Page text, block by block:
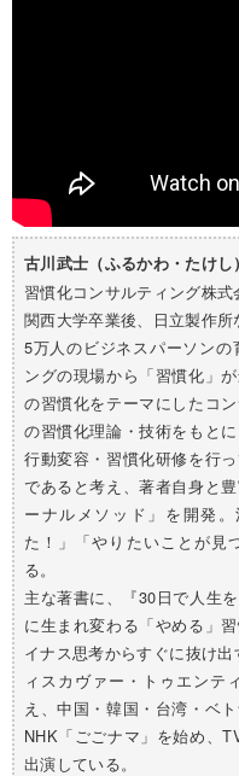
古川武士（ふるかわ・たけし）
習慣化コンサルティング株式
関西大学卒業後、日立製作所
5万人のビジネスパーソン
ングの現場から「習慣化」
の習慣化をテーマにしたコ
の習慣化理論・技術をもと
行動変容・習慣化研修を行
であると考え、著者自身と
ーナルメソッド」を開発
た！」「やりたいことが見
る。
主な著書に、『30日で人生
に生まれ変わる「やめる」
イナス思考からすぐに抜け
ィスカヴァー・トゥエンテ
え、中国・韓国・台湾・ベ
NHK「ごごナマ」を始め、
出演している。